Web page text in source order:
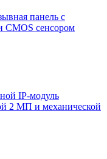
панель с
CMOS сенсором
IP-модуль
2 МП и механической